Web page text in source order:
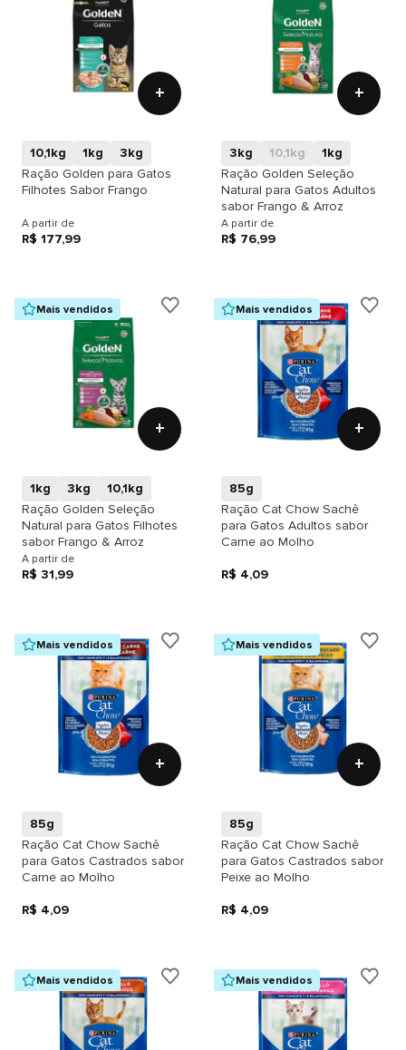
+
10,1kg 1kg
3kg
Ração Golden para Gatos
Filhotes Sabor Frango
A partir de
R$ 177,99
+
3kg 10,1kg
1kg
Ração Golden Seleção
Natural para Gatos Adultos
sabor Frango & Arroz
A partir de
R$ 76,99
Mais vendidos
+
1kg 3kg
10,1kg
Ração Golden Seleção
Natural para Gatos Filhotes
sabor Frango & Arroz
A partir de
R$ 31,99
Mais vendidos
+
85g
Ração Cat Chow Sachê
para Gatos Adultos sabor
Carne ao Molho
R$ 4,09
Mais vendidos
+
85g
Ração Cat Chow Sachê
para Gatos Castrados sabor
Carne ao Molho
R$ 4,09
Mais vendidos
+
85g
Ração Cat Chow Sachê
para Gatos Castrados sabor
Peixe ao Molho
R$ 4,09
Mais vendidos Mais vendidos